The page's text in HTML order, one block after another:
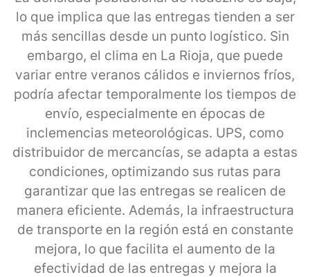
lo que implica que las entregas tienden a ser
más sencillas desde un punto logístico. Sin
embargo, el clima en La Rioja, que puede
variar entre veranos cálidos e inviernos fríos,
podría afectar temporalmente los tiempos de
envío, especialmente en épocas de
inclemencias meteorológicas. UPS, como
distribuidor de mercancías, se adapta a estas
condiciones, optimizando sus rutas para
garantizar que las entregas se realicen de
manera eficiente. Además, la infraestructura
de transporte en la región está en constante
mejora, lo que facilita el aumento de la
efectividad de las entregas y mejora la